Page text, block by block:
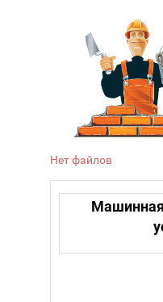
Нет файлов
Машинная